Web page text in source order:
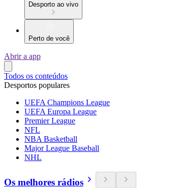
Desporto ao vivo
Perto de você
Abrir a app
Todos os conteúdos
Desportos populares
UEFA Champions League
UEFA Europa League
Premier League
NFL
NBA Basketball
Major League Baseball
NHL
Os melhores rádios